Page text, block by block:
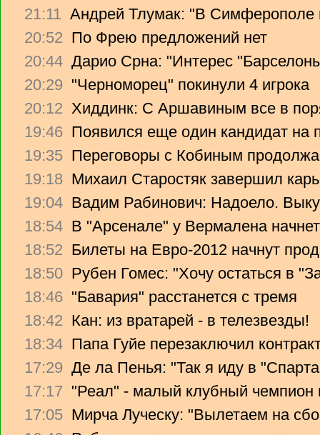
21:11 Андрей Тлумак: "В Симферополе
20:52 По Фрею предложений нет
20:44 Дарио Срна: "Интерес
20:29 "Черноморец" покинули 4 игрока
20:12 Хиддинк: С Аршавиным все в
19:46 Появился еще один кандидат на
19:35 Переговоры с Кобиным
19:18 Михаил Старостяк завершил
19:04 Вадим Рабинович: Надоело.
18:54 В "Арсенале" у Вермалена
18:52 Билеты на Евро-2012 начнут
18:50 Рубен Гомес: "Хочу остаться в
18:46 "Бавария" расстанется с тремя
18:42 Кан: из вратарей - в телезвезды!
18:34 Папа Гуйе перезаключил
17:29 Де ла Пенья: "Так я иду в
17:17 "Реал" - малый клубный чемпион
17:05 Мирча Луческу: "Вылетаем на